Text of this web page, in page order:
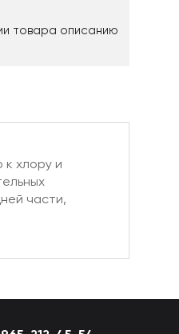
товара описанию
к хлору и
части,